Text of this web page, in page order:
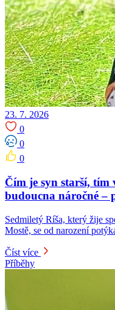
23. 7. 2026
0
0
0
Čím je syn starší, tím
budoucna náročné –
Sedmiletý Ríša, který žije
Mostě, se od narození
Číst více
Příběhy